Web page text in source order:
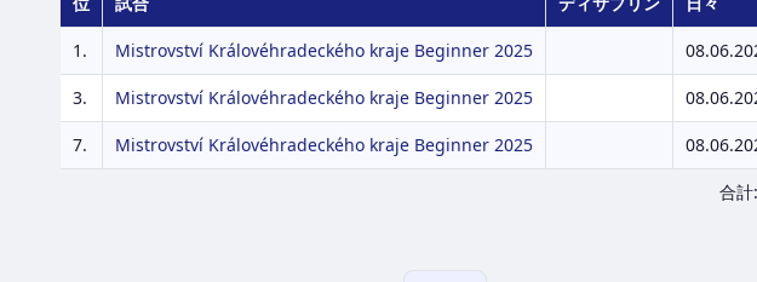
1. Mistrovství Královéhradeckého kraje Beginner 2025
3. Mistrovství Královéhradeckého kraje Beginner 2025
7. Mistrovství Královéhradeckého kraje Beginner 2025
合